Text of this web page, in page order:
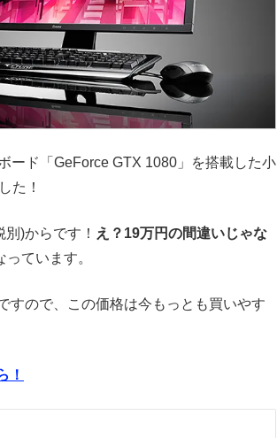
ード「GeForce GTX 1080」を搭載した小
た！
別)からです！ え？19万円の間違いじゃな
ています。
すので、この価格は今もっとも買いやす
！